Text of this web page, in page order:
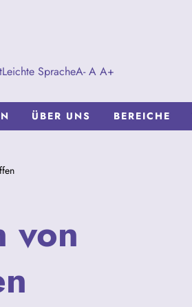
Leichte SpracheA- A A+
ÜBER UNS BEREICHE
von